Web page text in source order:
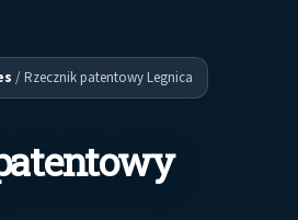
/Rzecznik patentowy Legnica